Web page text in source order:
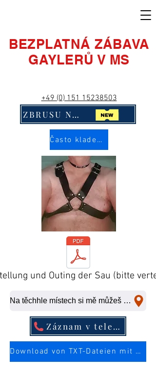
BEZPLATNÁ ZÁBAVA
GAYLERŮ V MS
+49 (0) 151 15238503
ZBRUSU NOVÉ! Klikni na mě!!
Často kladené otázky
und Outing der Sau (bitte
Na těchhle místech si mě můžeš ošukat na rychlo.
Záznam v telefonním seznamu
Download von TXT-Dateien mit mehr Infos über die Sau